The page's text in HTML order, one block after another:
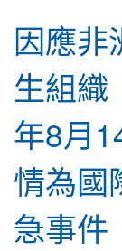
因應非
生組織
年8月
情為國
急事件